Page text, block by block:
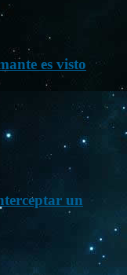
es visto
un